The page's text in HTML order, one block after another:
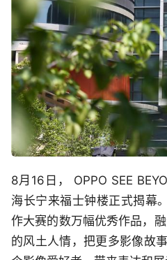
8月16日， OPPO SEE
海长宁来福士钟楼正式揭幕
作大赛的数万幅优秀作品，
的风土人情，把更多影像故